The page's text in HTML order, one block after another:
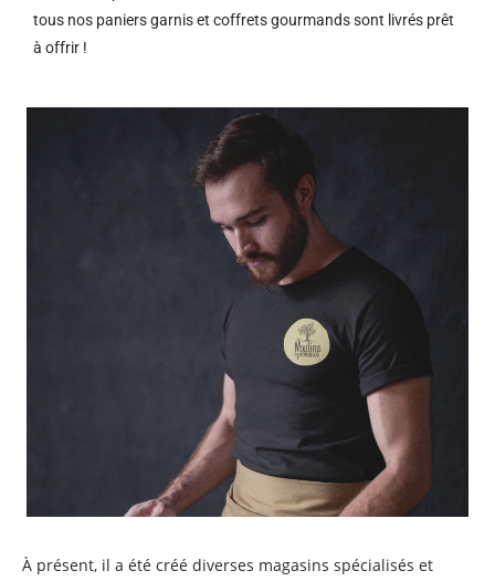
tous nos paniers garnis et coffrets gourmands sont livrés prêt
à offrir !
À présent, il a été créé diverses magasins spécialisés et